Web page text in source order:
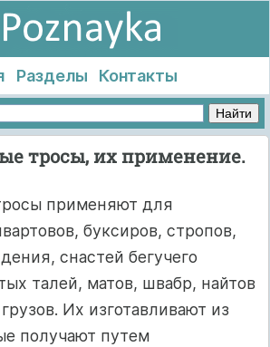
Разделы Контакты
тросы, их применение.
применяют для
буксиров, стропов,
снастей бегучего
талей, матов, швабр, найтов
Их изготавливают из
получают путем